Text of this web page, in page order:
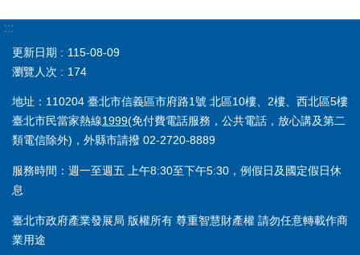
:::
更新日期
115-08-09
瀏覽人次
174
地址：110204 臺北市信義區市府路1號 北區10樓、2樓、西北區5樓
臺北市民當家熱線1999(免付費電話服務，公共電話，放心講及第二
類電信除外)，外縣市請撥 02-2720-8889
服務時間：週一至週五 上午8:30至下午5:30，例假日及國定假日休
息
臺北市政府產業發展局 版權所有 尊重智慧財產權 請勿任意轉載作商
業用途